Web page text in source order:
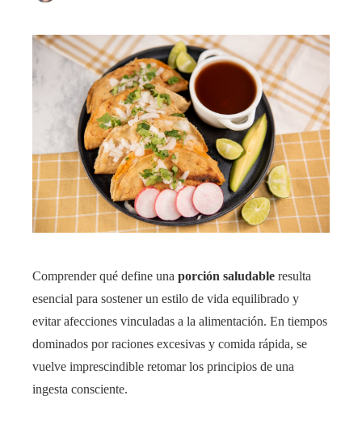
Comprender qué define una porción saludable resulta
esencial para sostener un estilo de vida equilibrado y
evitar afecciones vinculadas a la alimentación. En tiempos
dominados por raciones excesivas y comida rápida, se
vuelve imprescindible retomar los principios de una
ingesta consciente.